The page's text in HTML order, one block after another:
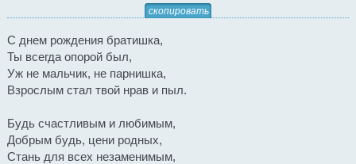
скопировать
С днем рождения братишка,
Ты всегда опорой был,
Уж не мальчик, не парнишка,
Взрослым стал твой нрав и пыл.
Будь счастливым и любимым,
Добрым будь, цени родных,
Стань для всех незаменимым,